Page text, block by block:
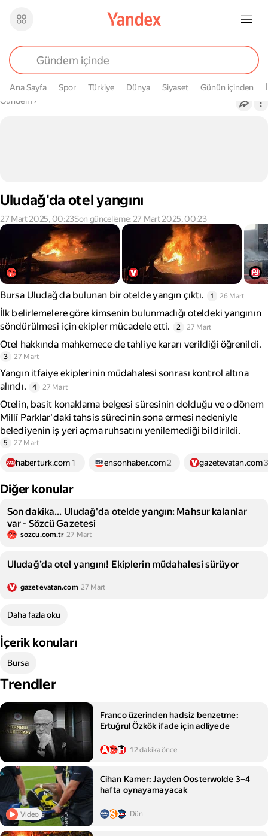
Ana Sayfa Spor Türkiye Dünya Siyaset Günün içinden
Buradasın
Gündem›
Uludağ'da otel yangını
27 Mart 2025, 00:23Son güncelleme: 27 Mart 2025, 00:23
Bursa Uludağ da bulunan bir otelde yangın çıktı. 1 26 Mart
İlk belirlemelere göre kimsenin bulunmadığı oteldeki yangının
söndürülmesi için ekipler mücadele etti.
2 27 Mart
Otel hakkında mahkemece de tahliye kararı verildiği öğrenildi.
3 27 Mart
Yangın itfaiye ekiplerinin müdahalesi sonrası kontrol altına
alındı.
4 27 Mart
Otelin, basit konaklama belgesi süresinin dolduğu ve o dönem
Millî Parklar'daki tahsis sürecinin sona ermesi nedeniyle
belediyenin iş yeri açma ruhsatını yenilemediği bildirildi.
5 27 Mart
haberturk.com1 ensonhaber.com2 gazetevatan.com
Diğer konular
Son dakika... Uludağ'da otelde yangın: Mahsur kalanlar
var - Sözcü Gazetesi
sozcu.com.tr 27 Mart
Uludağ’da otel yangını! Ekiplerin müdahalesi sürüyor
gazetevatan.com 27 Mart
Daha fazla oku
İçerik konuları
Bursa
Trendler
Franco üzerinden hadsiz benzetme:
Ertuğrul Özkök ifade için adliyede
12 dakika önce
Video
Cihan Kamer: Jayden Oosterwolde 3–4
hafta oynayamayacak
Dün